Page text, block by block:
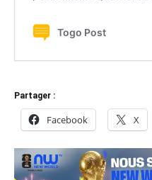
Partager :
Facebook X